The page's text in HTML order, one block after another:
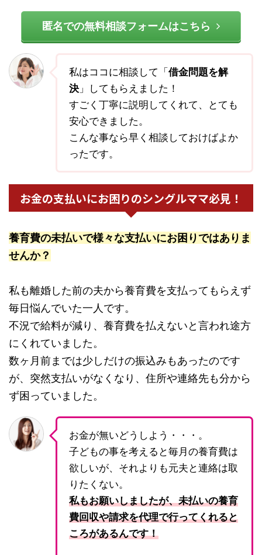
匿名での無料相談フォームはこちら
私はココに相談して「借金問題を解
決」してもらえました！
すごく丁寧に説明してくれて、とても
安心できました。
こんな事なら早く相談しておけばよか
ったです。
お金の支払いにお困りのシングルママ必見！
養育費の未払いで様々な支払いにお困りではありま
せんか？
私も離婚した前の夫から養育費を支払ってもらえず
毎日悩んでいた一人です。
不況で給料が減り、養育費を払えないと言われ途方
にくれていました。
数ヶ月前までは少しだけの振込みもあったのです
が、突然支払いがなくなり、住所や連絡先も分から
ず困っていました。
お金が無いどうしよう・・・。
子どもの事を考えると毎月の養育費は
欲しいが、それよりも元夫と連絡は取
りたくない。
私もお願いしましたが、未払いの養育
費回収や請求を代理で行ってくれると
ころがあるんです！